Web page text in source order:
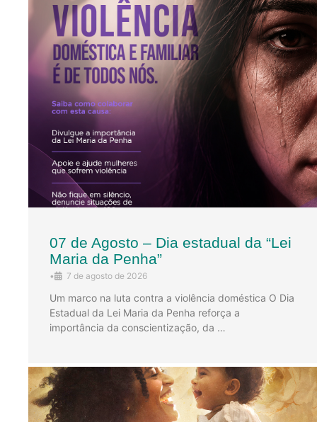
07 de Agosto – Dia estadual da “Lei
Maria da Penha”
• 7 de agosto de 2026
Um marco na luta contra a violência doméstica O Dia
Estadual da Lei Maria da Penha reforça a
importância da conscientização, da …